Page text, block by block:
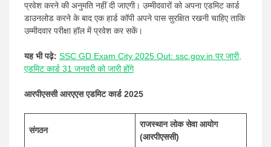
प्रवेश करने की अनुमति नहीं दी जाएगी। उम्मीदवारों को अपना एडमिट कार्ड
डाउनलोड करने के बाद एक हार्ड कॉपी अपने पास सुरक्षित रखनी चाहिए ताकि
उम्मीदवार परीक्षा हॉल में प्रवेश कर सकें।
यह भी पढ़े: SSC GD Exam City 2025 Out: ssc.gov.in पर जारी,
एडमिट कार्ड 31 जनवरी को जारी होंगे
आरपीएससी आरएएस एडमिट कार्ड 2025
संगठन
राजस्थान लोक सेवा आयोग
(आरपीएससी)